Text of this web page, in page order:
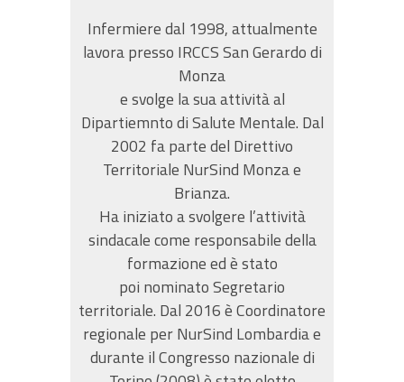
Infermiere dal 1998, attualmente
lavora presso IRCCS San Gerardo di
Monza
e svolge la sua attività al
Dipartiemnto di Salute Mentale. Dal
2002 fa parte del Direttivo
Territoriale NurSind Monza e
Brianza.
Ha iniziato a svolgere l’attività
sindacale come responsabile della
formazione ed è stato
poi nominato Segretario
territoriale. Dal 2016 è Coordinatore
regionale per NurSind Lombardia e
durante il Congresso nazionale di